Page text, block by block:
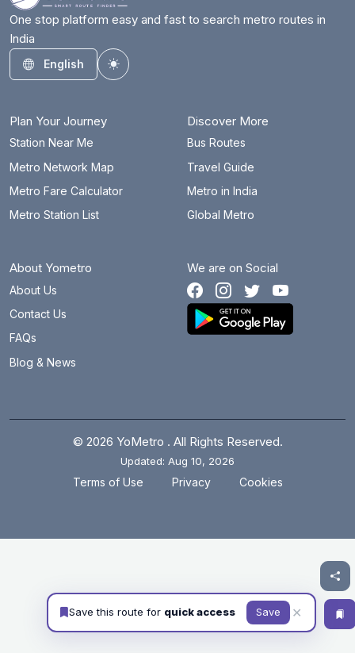
One stop platform easy and fast to search metro routes in
India
English
Toggle theme
Plan Your Journey
Station Near Me
Metro Network Map
Metro Fare Calculator
Metro Station List
Discover More
Bus Routes
Travel Guide
Metro in India
Global Metro
About Yometro
About Us
Contact Us
FAQs
Blog & News
We are on Social
© 2026 YoMetro . All Rights Reserved.
Updated: Aug 10, 2026
Terms of Use Privacy Cookies
Save this route for quick access Save ✕